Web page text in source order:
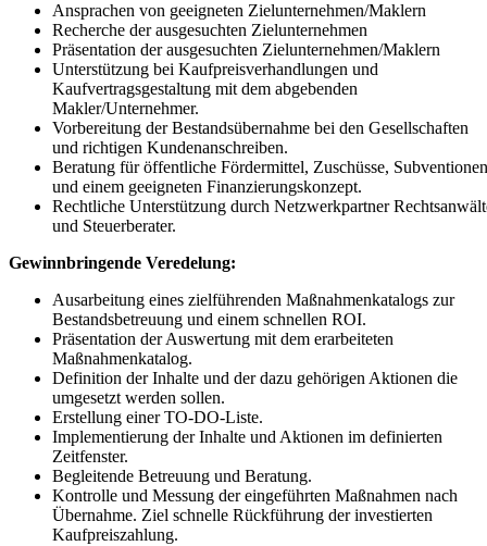
Ansprachen von geeigneten Zielunternehmen/Maklern
Recherche der ausgesuchten Zielunternehmen
Präsentation der ausgesuchten Zielunternehmen/Maklern
Unterstützung bei Kaufpreisverhandlungen und
Kaufvertragsgestaltung mit dem abgebenden
Makler/Unternehmer.
Vorbereitung der Bestandsübernahme bei den Gesellschaften
und richtigen Kundenanschreiben.
Beratung für öffentliche Fördermittel, Zuschüsse, Subventionen
und einem geeigneten Finanzierungskonzept.
Rechtliche Unterstützung durch Netzwerkpartner
und Steuerberater.
Gewinnbringende Veredelung:
Ausarbeitung eines zielführenden Maßnahmenkatalogs zur
Bestandsbetreuung und einem schnellen ROI.
Präsentation der Auswertung mit dem erarbeiteten
Maßnahmenkatalog.
Definition der Inhalte und der dazu gehörigen Aktionen die
umgesetzt werden sollen.
Erstellung einer TO-DO-Liste.
Implementierung der Inhalte und Aktionen im definierten
Zeitfenster.
Begleitende Betreuung und Beratung.
Kontrolle und Messung der eingeführten Maßnahmen nach
Übernahme. Ziel schnelle Rückführung der investierten
Kaufpreiszahlung.